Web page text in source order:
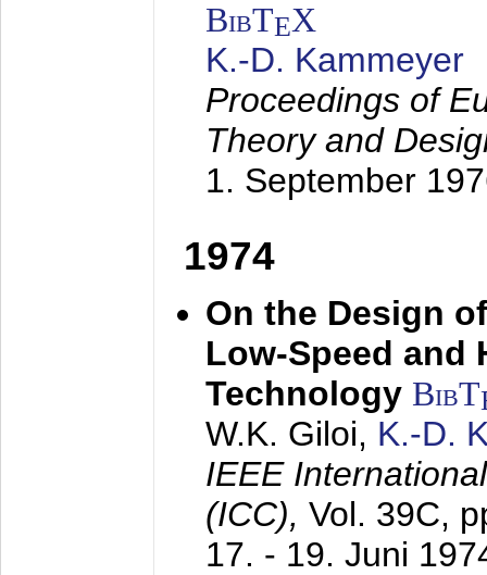
BibTEX
K.-D. Kammeyer
Proceedings of
Theory and
1. September
1974
On the Design
Low-Speed and
Technology BibT
W.K. Giloi, K.-D.
IEEE
(ICC), Vol. 39C,
17. - 19. Juni